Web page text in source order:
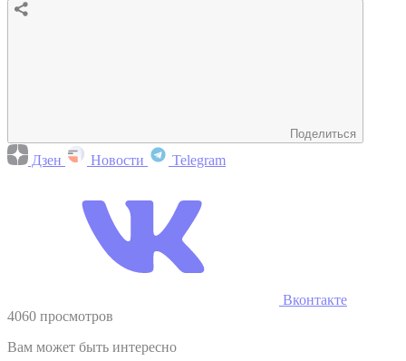
Поделиться
Дзен Новости Telegram
Вконтакте
4060 просмотров
Вам может быть интересно